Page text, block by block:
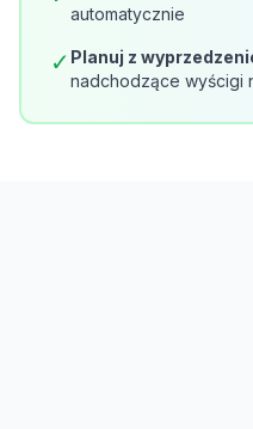
automatycznie
✓ Planuj z
nadchodzące wyścigi